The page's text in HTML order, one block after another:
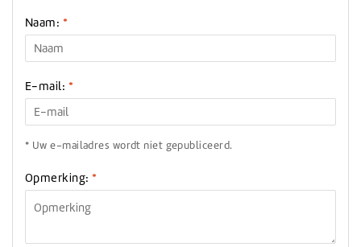
Naam: *
E-mail: *
* Uw e-mailadres wordt niet gepubliceerd.
Opmerking: *